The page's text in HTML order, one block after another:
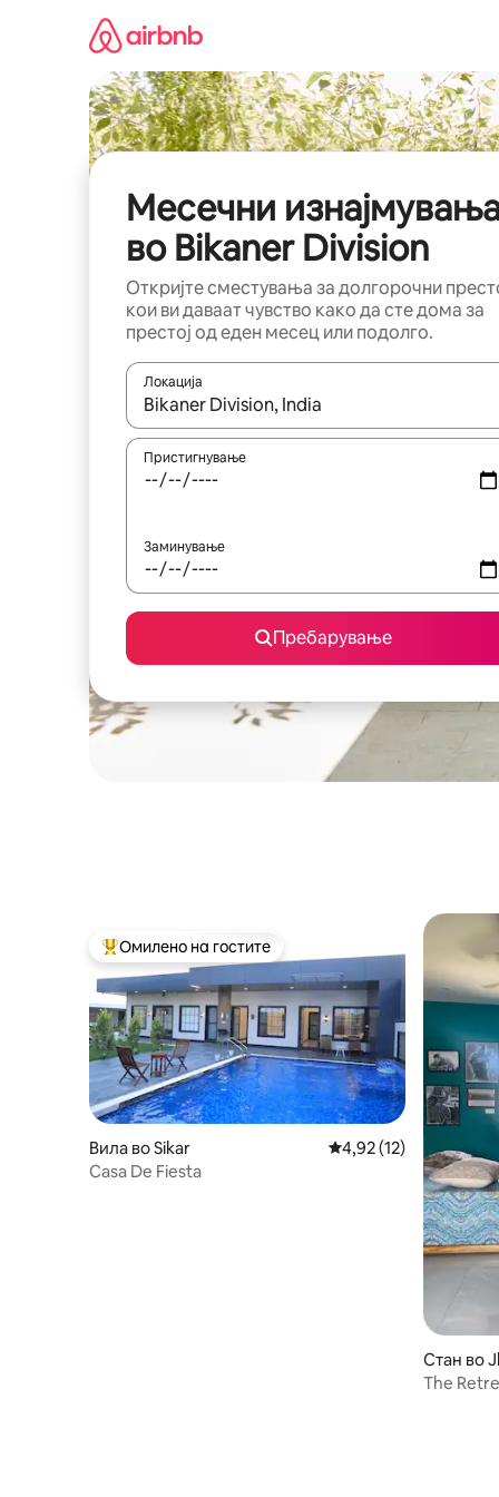
Месечни
во Bikaner Division
Откријте сместувања за долгорочни
кои ви даваат чувство како да сте дома за
престој од еден месец или подолго.
Локација
Кога резултатите се достапни, движете се со
Пристигнување
Заминување
Пребарување
Меѓу најуспешните „Омилени на гостите“
Омилено на гостите
Вила во Sikar Просечна оцена:
4,92 (12)
Casa De Fiesta
Стан во
The